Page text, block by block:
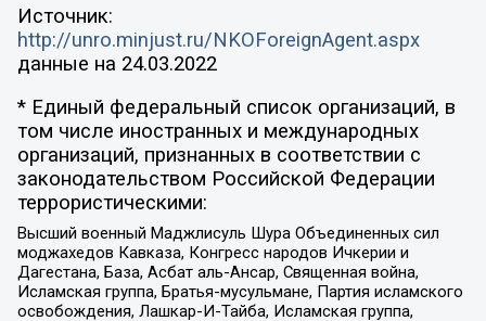
Источник:
http://unro.minjust.ru/NKOForeignAgent.aspx
данные на 24.03.2022
* Единый федеральный список организаций, в
том числе иностранных и международных
организаций, признанных в соответствии с
законодательством Российской Федерации
террористическими:
Высший военный Маджлисуль Шура Объединенных сил
моджахедов Кавказа, Конгресс народов Ичкерии и
Дагестана, База, Асбат аль-Ансар, Священная война,
Исламская группа, Братья-мусульмане, Партия исламского
освобождения, Лашкар-И-Тайба, Исламская группа,